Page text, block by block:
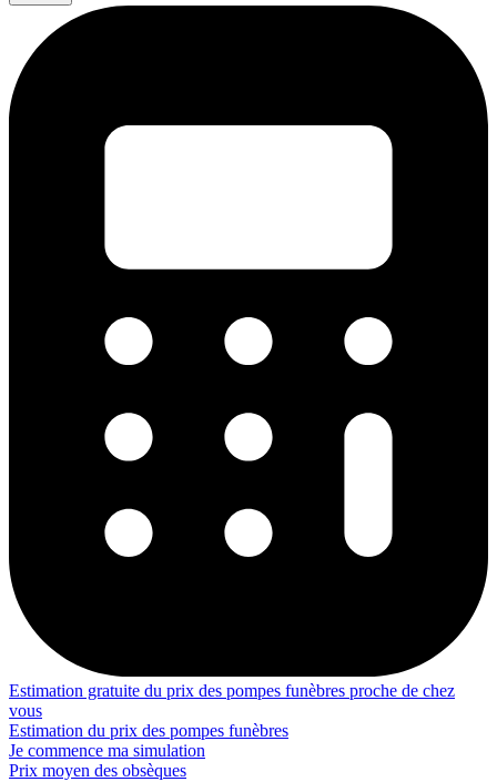
Estimation gratuite du prix des pompes funèbres proche de chez
vous
Estimation du prix des pompes funèbres
Je commence ma simulation
Prix moyen des obsèques